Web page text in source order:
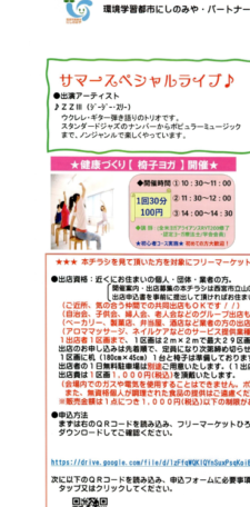
ホール 展示室